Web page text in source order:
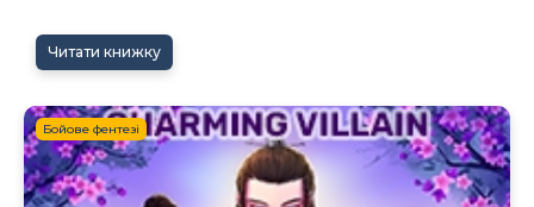
Читати книжку
Бойове фентезі